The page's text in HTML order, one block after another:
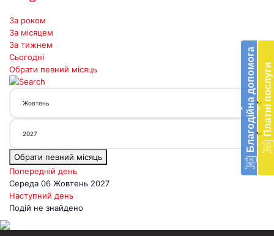
‹ Благодійна допомогав
‹ Платні послуги
За роком
За місяцем
За тижнем
Сьогодні
Обрати певний місяць
Обрати певний місяць
Попередній день
Середа 06 Жовтень 2027
Наступний день
Подій не знайдено